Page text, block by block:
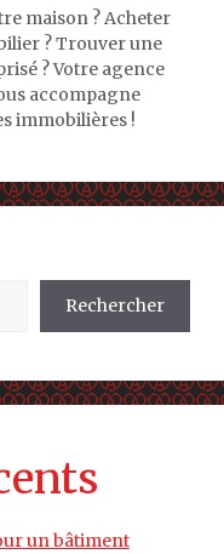
maison ? Acheter
? Trouver une
? Votre agence
accompagne
immobilières !
Rechercher
un bâtiment